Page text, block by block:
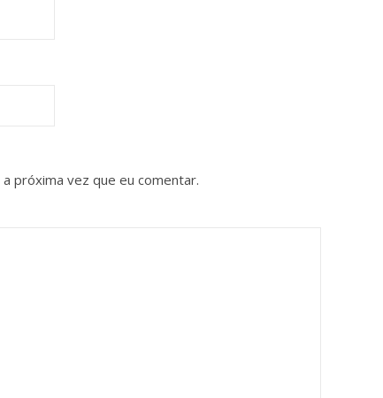
próxima vez que eu comentar.